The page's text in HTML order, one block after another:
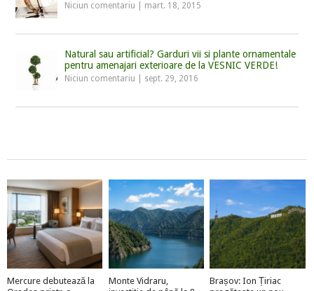
Niciun comentariu mart. 18, 2015
Natural sau artificial? Garduri vii si plante ornamentale
pentru amenajari exterioare de la VESNIC VERDE!
Niciun comentariu sept. 29, 2016
Mercure debutează la
Monte Vidraru,
Brașov: Ion Țiriac